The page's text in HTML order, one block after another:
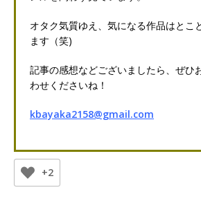
オタク気質ゆえ、気になる作品はとこ
ます（笑)
記事の感想などございましたら、ぜひ
わせくださいね！
kbayaka2158@gmail.com
+2